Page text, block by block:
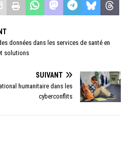
données dans les services de santé en
solutions
SUIVANT
humanitaire dans les
cyberconflits